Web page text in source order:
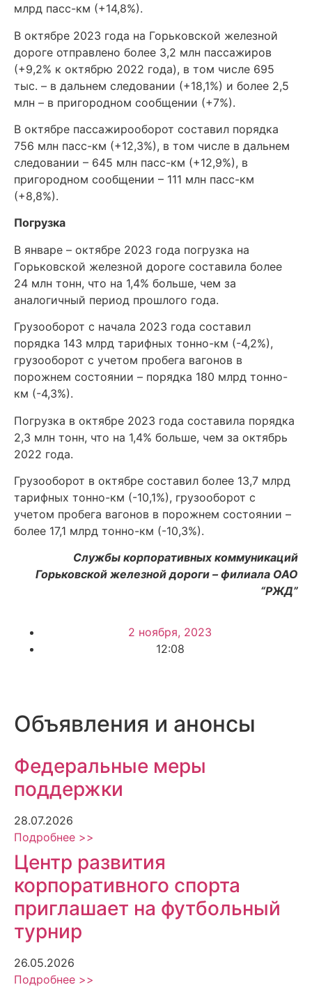
млрд пасс-км (+14,8%).
В октябре 2023 года на Горьковской железной
дороге отправлено более 3,2 млн пассажиров
(+9,2% к октябрю 2022 года), в том числе 695
тыс. – в дальнем следовании (+18,1%) и более 2,5
млн – в пригородном сообщении (+7%).
В октябре пассажирооборот составил порядка
756 млн пасс-км (+12,3%), в том числе в дальнем
следовании – 645 млн пасс-км (+12,9%), в
пригородном сообщении – 111 млн пасс-км
(+8,8%).
Погрузка
В январе – октябре 2023 года погрузка на
Горьковской железной дороге составила более
24 млн тонн, что на 1,4% больше, чем за
аналогичный период прошлого года.
Грузооборот с начала 2023 года составил
порядка 143 млрд тарифных тонно-км (-4,2%),
грузооборот с учетом пробега вагонов в
порожнем состоянии – порядка 180 млрд тонно-
км (-4,3%).
Погрузка в октябре 2023 года составила порядка
2,3 млн тонн, что на 1,4% больше, чем за октябрь
2022 года.
Грузооборот в октябре составил более 13,7 млрд
тарифных тонно-км (-10,1%), грузооборот с
учетом пробега вагонов в порожнем состоянии –
более 17,1 млрд тонно-км (-10,3%).
Службы корпоративных коммуникаций
Горьковской железной дороги – филиала ОАО
“РЖД”
2 ноября, 2023
12:08
Объявления и анонсы
Федеральные меры
поддержки
28.07.2026
Подробнее >>
Центр развития
корпоративного спорта
приглашает на футбольный
турнир
26.05.2026
Подробнее >>